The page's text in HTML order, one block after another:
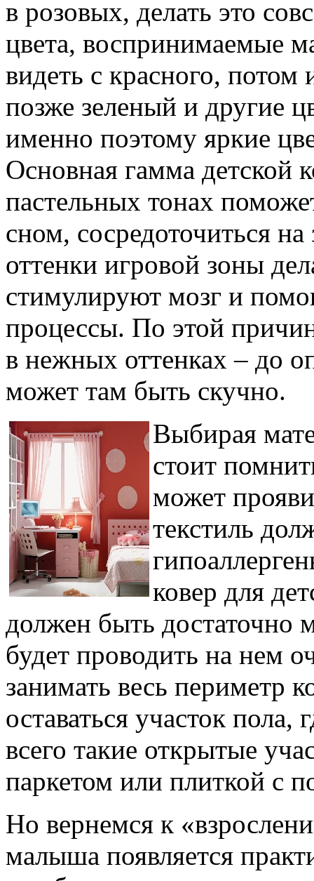
в розовых, делать это
цвета, воспринимаемые
видеть с красного,
позже зеленый и другие
именно поэтому яркие
Основная гамма детской
пастельных тонах
сном, сосредоточиться на
оттенки игровой зоны
стимулируют мозг и
процессы. По этой
в нежных оттенках – до
может там быть скучно.
Выбирая
стоит
может
текстиль
ковер для
должен быть
будет проводить на нем
занимать весь периметр
оставаться участок
всего такие открытые
паркетом или плиткой с
Но вернемся к
малыша появляется